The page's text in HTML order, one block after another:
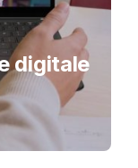
digitale